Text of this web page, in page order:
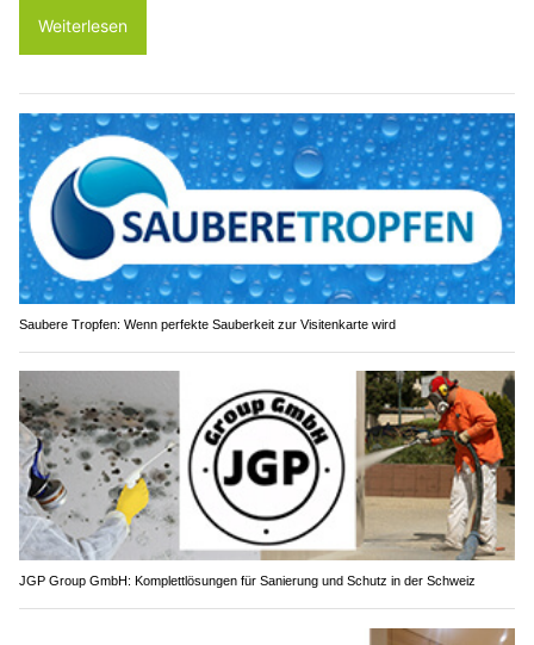
Weiterlesen
Saubere Tropfen: Wenn perfekte Sauberkeit zur Visitenkarte wird
JGP Group GmbH: Komplettlösungen für Sanierung und Schutz in der Schweiz